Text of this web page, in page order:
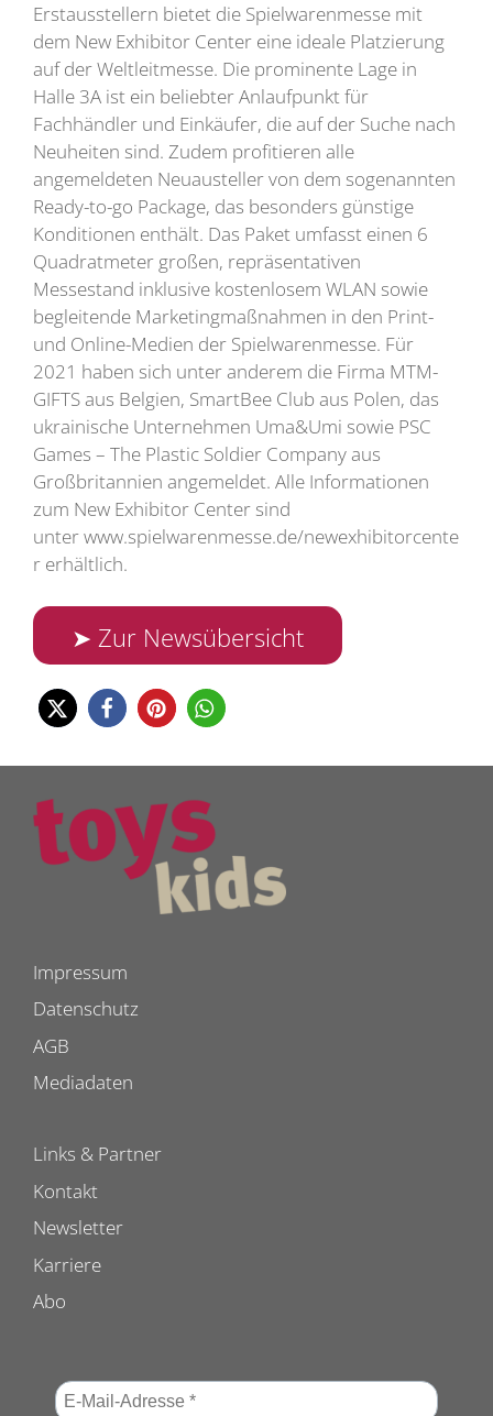
Erstausstellern bietet die Spielwarenmesse mit
dem New Exhibitor Center eine ideale Platzierung
auf der Weltleitmesse. Die prominente Lage in
Halle 3A ist ein beliebter Anlaufpunkt für
Fachhändler und Einkäufer, die auf der Suche nach
Neuheiten sind. Zudem profitieren alle
angemeldeten Neuausteller von dem sogenannten
Ready-to-go Package, das besonders günstige
Konditionen enthält. Das Paket umfasst einen 6
Quadratmeter großen, repräsentativen
Messestand inklusive kostenlosem WLAN sowie
begleitende Marketingmaßnahmen in den Print-
und Online-Medien der Spielwarenmesse. Für
2021 haben sich unter anderem die Firma MTM-
GIFTS aus Belgien, SmartBee Club aus Polen, das
ukrainische Unternehmen Uma&Umi sowie PSC
Games – The Plastic Soldier Company aus
Großbritannien angemeldet. Alle Informationen
zum New Exhibitor Center sind
unter www.spielwarenmesse.de/newexhibitorcente
r erhältlich.
➤ Zur Newsübersicht
Impressum
Datenschutz
AGB
Mediadaten
Links & Partner
Kontakt
Newsletter
Karriere
Abo